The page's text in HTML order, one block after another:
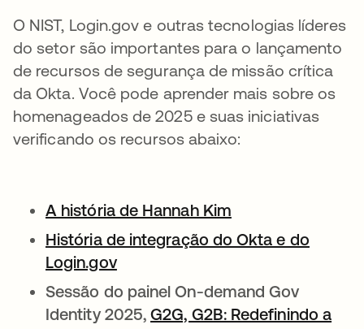
O NIST, Login.gov e outras tecnologias líderes
do setor são importantes para o lançamento
de recursos de segurança de missão crítica
da Okta. Você pode aprender mais sobre os
homenageados de 2025 e suas iniciativas
verificando os recursos abaixo:
A história de Hannah Kim
História de integração do Okta e do
Login.govabre em uma nova guia
Sessão do painel On-demand Gov
Identity 2025,G2G, G2B: Redefinindo a